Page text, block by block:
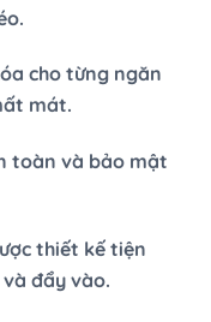
cho từng ngăn
mát.
toàn và bảo mật
thiết kế tiện
đẩy vào.